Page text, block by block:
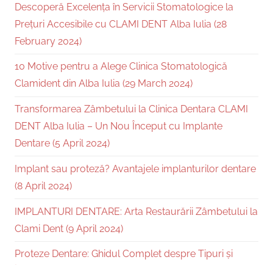
Descoperă Excelența în Servicii Stomatologice la
Prețuri Accesibile cu CLAMI DENT Alba Iulia (28
February 2024)
10 Motive pentru a Alege Clinica Stomatologică
Clamident din Alba Iulia (29 March 2024)
Transformarea Zâmbetului la Clinica Dentara CLAMI
DENT Alba Iulia – Un Nou Început cu Implante
Dentare (5 April 2024)
Implant sau proteză? Avantajele implanturilor dentare
(8 April 2024)
IMPLANTURI DENTARE: Arta Restaurării Zâmbetului la
Clami Dent (9 April 2024)
Proteze Dentare: Ghidul Complet despre Tipuri și